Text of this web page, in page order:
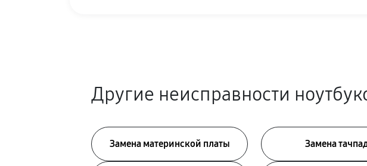
Другие неисправности
Замена материнской платы Замена